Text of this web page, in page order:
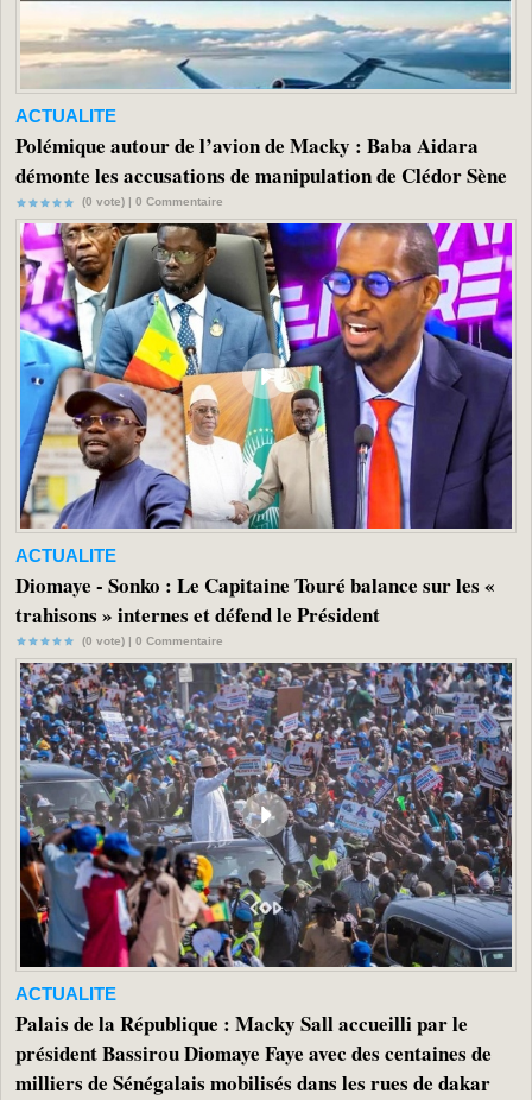
ACTUALITE
Polémique autour de l’avion de Macky : Baba Aidara
démonte les accusations de manipulation de Clédor Sène
(0 vote) | 0 Commentaire
ACTUALITE
Diomaye - Sonko : Le Capitaine Touré balance sur les «
trahisons » internes et défend le Président
(0 vote) | 0 Commentaire
ACTUALITE
Palais de la République : Macky Sall accueilli par le
président Bassirou Diomaye Faye avec des centaines de
milliers de Sénégalais mobilisés dans les rues de dakar